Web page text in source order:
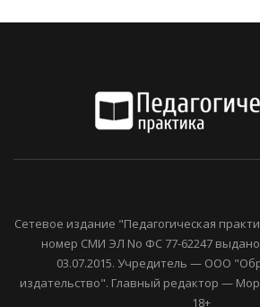
Сетевое издание "Педагогическая
номер СМИ ЭЛ No ФС 77-62247
03.07.2015. Учредитель — ООО
издательство". Главный редактор —
18+